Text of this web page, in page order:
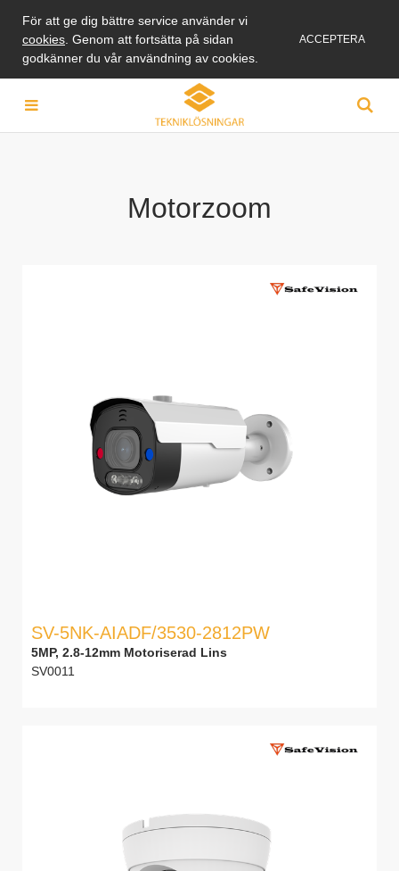
För att ge dig bättre service använder vi
cookies . Genom att fortsätta på sidan
godkänner du vår användning av cookies.
ACCEPTERA
Motorzoom
SV-5NK-AIADF/3530-2812PW
5MP, 2.8-12mm Motoriserad Lins
SV0011